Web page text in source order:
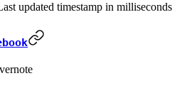
updated timestamp in milliseconds